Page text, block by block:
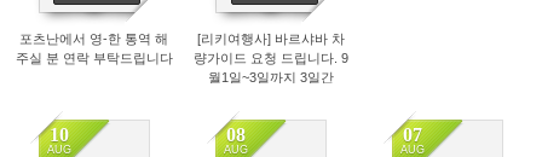
포츠난에서 영-한 통역 해
주실 분 연락 부탁드립니다
[리키여행사] 바르샤바 차
량가이드 요청 드립니다. 9
월1일~3일까지 3일간
10
AUG
08
AUG
07
AUG